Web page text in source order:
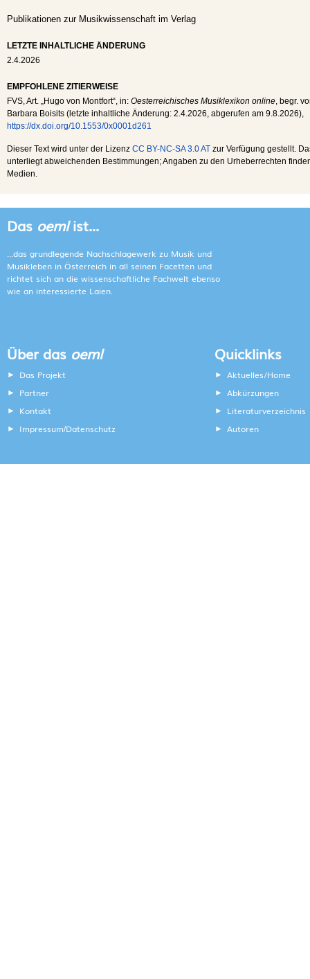
Publikationen zur Musikwissenschaft im Verlag
LETZTE INHALTLICHE ÄNDERUNG
2.4.2026
EMPFOHLENE ZITIERWEISE
FVS , Art. „Hugo von Montfort“, in: Oesterreichisches Musiklexikon online , begr.
Barbara Boisits (letzte inhaltliche Änderung: 2.4.2026 , abgerufen am 9.8.2026),
https://dx.doi.org/10.1553/0x0001d261
Dieser Text wird unter der Lizenz CC BY-NC-SA 3.0 AT zur Verfügung gestellt.
unterliegt abweichenden Bestimmungen; Angaben zu den Urheberrechten
Medien.
Das oemlist...
...das grundlegende Nachschlagewerk zu Musik und
Musikleben in Österreich in all seinen Facetten und
richtet sich an die wissenschaftliche Fachwelt ebenso
wie an interessierte Laien.
Über das oeml
Das Projekt
Partner
Kontakt
Impressum/Datenschutz
Quicklinks
Aktuelles/Home
Abkürzungen
Literaturverzeichnis
Autoren